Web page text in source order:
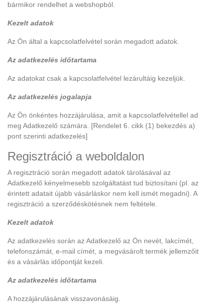
bármikor rendelhet a webshopból.
Kezelt adatok
Az Ön által a kapcsolatfelvétel során megadott adatok.
Az adatkezelés időtartama
Az adatokat csak a kapcsolatfelvétel lezárultáig kezeljük.
Az adatkezelés jogalapja
Az Ön önkéntes hozzájárulása, amit a kapcsolatfelvétellel ad
meg Adatkezelő számára. [Rendelet 6. cikk (1) bekezdés a)
pont szerinti adatkezelés]
Regisztráció a weboldalon
A regisztráció során megadott adatok tárolásával az
Adatkezelő kényelmesebb szolgáltatást tud biztosítani (pl. az
érintett adatait újabb vásárláskor nem kell ismét megadni). A
regisztráció a szerződéskötésnek nem feltétele.
Kezelt adatok
Az adatkezelés során az Adatkezelő az Ön nevét, lakcímét,
telefonszámát, e-mail címét, a megvásárolt termék jellemzőit
és a vásárlás időpontját kezeli.
Az adatkezelés időtartama
A hozzájárulásának visszavonásáig.